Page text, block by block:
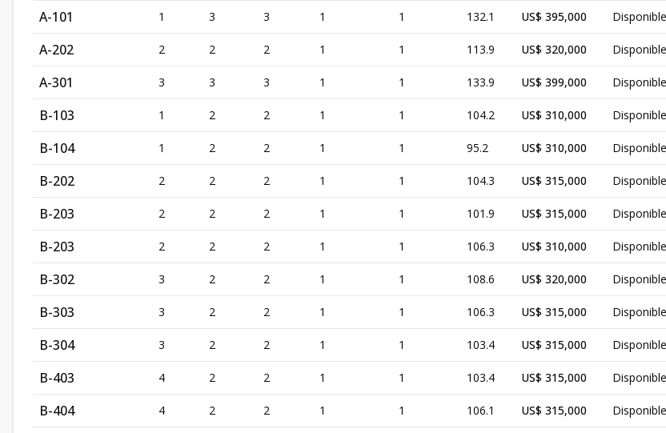
A-101 1 3 3 1 1 132.1 US$ 395,000 Disponible
A-202 2 2 2 1 1 113.9 US$ 320,000 Disponible
A-301 3 3 3 1 1 133.9 US$ 399,000 Disponible
B-103 1 2 2 1 1 104.2 US$ 310,000 Disponible
B-104 1 2 2 1 1 95.2 US$ 310,000 Disponible
B-202 2 2 2 1 1 104.3 US$ 315,000 Disponible
B-203 2 2 2 1 1 101.9 US$ 315,000 Disponible
B-203 2 2 2 1 1 106.3 US$ 310,000 Disponible
B-302 3 2 2 1 1 108.6 US$ 320,000 Disponible
B-303 3 2 2 1 1 106.3 US$ 315,000 Disponible
B-304 3 2 2 1 1 103.4 US$ 315,000 Disponible
B-403 4 2 2 1 1 103.4 US$ 315,000 Disponible
B-404 4 2 2 1 1 106.1 US$ 315,000 Disponible